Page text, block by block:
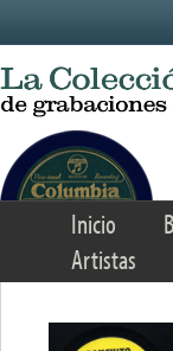
Inicio
Artistas